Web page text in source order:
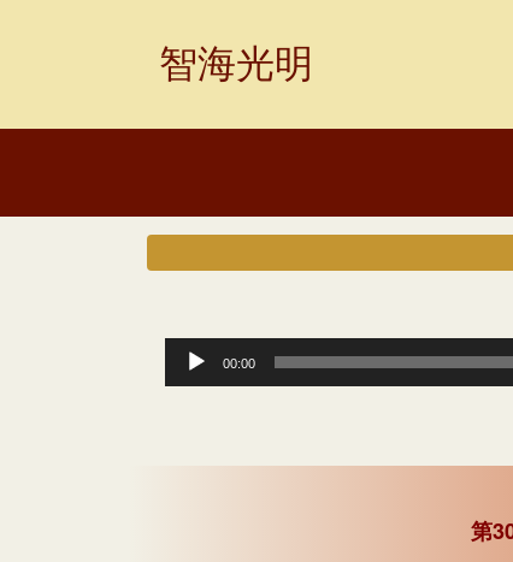
智海光明
频
00:00
第